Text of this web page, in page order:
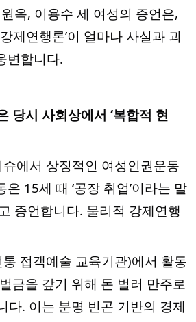
옥, 이용수 세 여성의 증언은,
제연행론’이 얼마나 사실과 괴
변합니다.
당시 사회상에서 ‘복합적 현
슈에서 상징적인 여성인권운동
15세 때 ‘공장 취업’이라는 말
증언합니다. 물리적 강제연행
접객예술 교육기관)에서 활동
금을 갚기 위해 돈 벌러 만주로
다. 이는 분명 빈곤 기반의 경제